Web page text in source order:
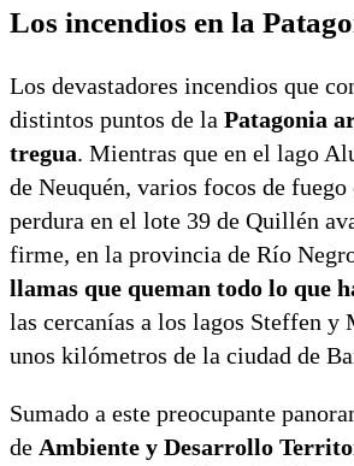
Los incendios en la
Los devastadores incendios que
distintos puntos de la Patagonia
tregua. Mientras que en el lago
de Neuquén, varios focos de
perdura en el lote 39 de Quillén
firme, en la provincia de Río
llamas que queman todo lo que
las cercanías a los lagos Steffen y
unos kilómetros de la ciudad de
Sumado a este preocupante
de Ambiente y Desarrollo